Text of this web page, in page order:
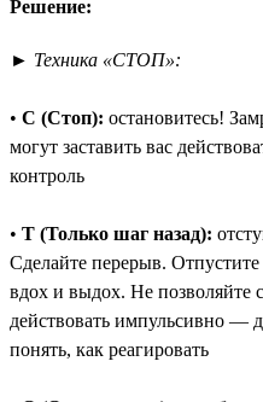
Решение:
► Техника «СТОП»:
• С (Стоп): остановитесь!
могут заставить вас
контроль
• Т (Только шаг назад):
Сделайте перерыв.
вдох и выдох. Не позволяйте
действовать импульсивно —
понять, как реагировать